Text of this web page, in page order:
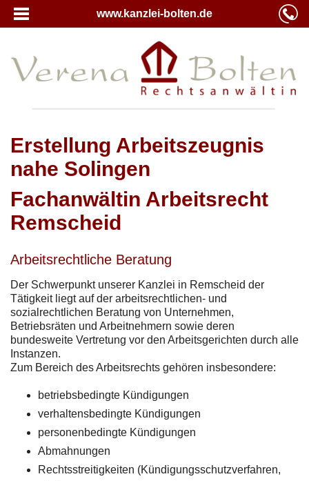
www.kanzlei-bolten.de
Erstellung Arbeitszeugnis
nahe Solingen
Fachanwältin Arbeitsrecht
Remscheid
Arbeitsrechtliche Beratung
Der Schwerpunkt unserer Kanzlei in Remscheid der
Tätigkeit liegt auf der arbeitsrechtlichen- und
sozialrechtlichen Beratung von Unternehmen,
Betriebsräten und Arbeitnehmern sowie deren
bundesweite Vertretung vor den Arbeitsgerichten durch alle
Instanzen.
Zum Bereich des Arbeitsrechts gehören insbesondere:
betriebsbedingte Kündigungen
verhaltensbedingte Kündigungen
personenbedingte Kündigungen
Abmahnungen
Rechtsstreitigkeiten (Kündigungsschutzverfahren,